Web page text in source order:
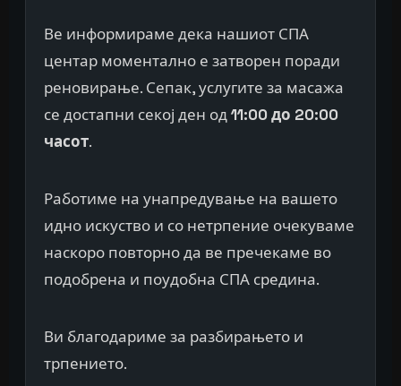
Ве информираме дека нашиот СПА
центар моментално е затворен поради
реновирање. Сепак, услугите за масажа
се достапни секој ден од11:00 до 20:00
часот.
Работиме на унапредување на вашето
идно искуство и со нетрпение очекуваме
наскоро повторно да ве пречекаме во
подобрена и поудобна СПА средина.
Ви благодариме за разбирањето и
трпението.